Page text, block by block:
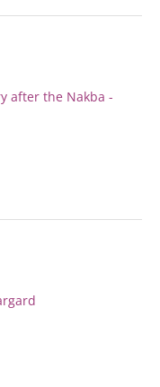
after the Nakba -